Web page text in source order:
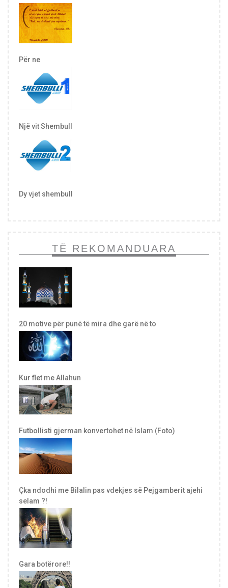
Për ne
Një vit Shembull
Dy vjet shembull
TË REKOMANDUARA
20 motive për punë të mira dhe garë në to
Kur flet me Allahun
Futbollisti gjerman konvertohet në Islam (Foto)
Çka ndodhi me Bilalin pas vdekjes së Pejgamberit ajehi
selam ?!
Gara botërore!!